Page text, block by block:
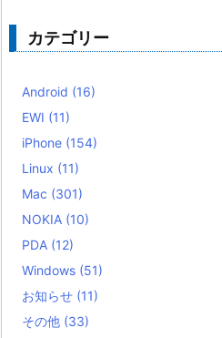
カテゴリー
Android (16)
EWI (11)
iPhone (154)
Linux (11)
Mac (301)
NOKIA (10)
PDA (12)
Windows (51)
お知らせ (11)
その他 (33)